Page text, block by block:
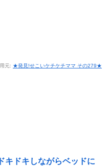
元: ★発見!せこいケチケチママ その279★
キドキしながらベッドに